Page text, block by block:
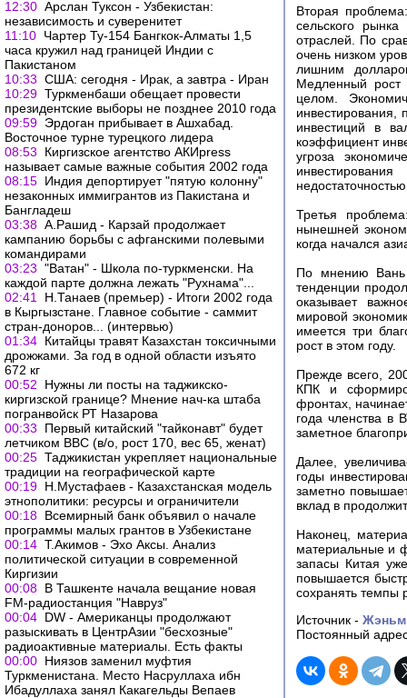
12:30 Арслан Туксон - Узбекистан:
независимость и суверенитет
11:10 Чартер Ту-154 Бангкок-Алматы 1,5
часа кружил над границей Индии с
Пакистаном
10:33 США: сегодня - Ирак, а завтра - Иран
10:29 Туркменбаши обещает провести
президентские выборы не позднее 2010 года
09:59 Эрдоган прибывает в Ашхабад.
Восточное турне турецкого лидера
08:53
Киргизское агентство АКИpress
называет самые важные события 2002 года
08:15 Индия депортирует "пятую колонну"
незаконных иммигрантов из Пакистана и
Бангладеш
03:38 А.Рашид - Карзай продолжает
кампанию борьбы с афганскими полевыми
командирами
03:23 "Ватан" - Школа по-туркменски. На
каждой парте должна лежать "Рухнама"...
02:41
Н.Танаев (премьер) - Итоги 2002 года
в Кыргызстане. Главное событие - саммит
стран-доноров... (интервью)
01:34 Китайцы травят Казахстан токсичными
дрожжами. За год в одной области изъято
672 кг
00:52
Нужны ли посты на таджикско-
киргизской границе? Мнение нач-ка штаба
погранвойск РТ Назарова
00:33
Первый китайский "тайконавт" будет
летчиком ВВС (в/о, рост 170, вес 65, женат)
00:25 Таджикистан укрепляет национальные
традиции на географической карте
00:19 Н.Мустафаев - Казахстанская модель
этнополитики: ресурсы и ограничители
00:18 Всемирный банк объявил о начале
программы малых грантов в Узбекистане
00:14 Т.Акимов - Эхо Аксы. Анализ
политической ситуации в современной
Киргизии
00:08 В Ташкенте начала вещание новая
FM-радиостанция "Навруз"
00:04 DW - Американцы продолжают
разыскивать в ЦентрАзии "бесхозные"
радиоактивные материалы. Есть факты
00:00 Ниязов заменил муфтия
Туркменистана. Место Насруллаха ибн
Ибадуллаха занял Какагельды Вепаев
Вторая
сельского
отраслей. По
очень низком
лишним
Медленный рост
целом.
инвестирования,
инвестиций в
коэффициент
угроза
Третья
нынешней
когда начался
По мнению Вань
тенденции
оказывает
мировой
имеется три
рост в этом году.
Прежде всего,
КПК и
фронтах,
года членства в
заметное
Далее,
годы
заметно
вклад в
Наконец,
материальные и
запасы Китая
повышается
сохранять темпы
Источник -
Постоянный